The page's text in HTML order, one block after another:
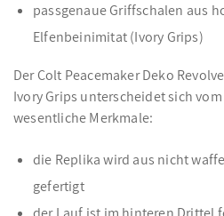
passgenaue Griffschalen aus
Elfenbeinimitat (Ivory Grips)
Der Colt Peacemaker Deko
Ivory Grips unterscheidet sich
wesentliche Merkmale:
die Replika wird aus nicht
gefertigt